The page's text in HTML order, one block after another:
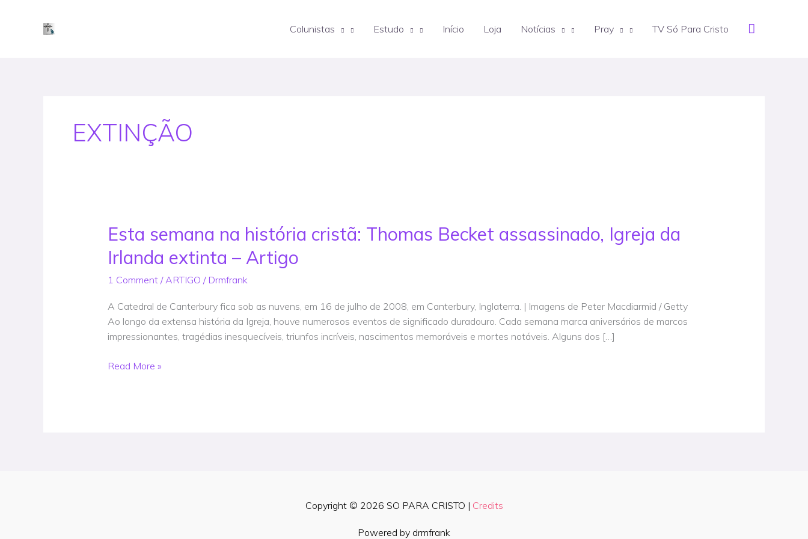
Colunistas Estudo Início Loja Notícias Pray TV Só Para Cristo Search
EXTINÇÃO
Esta semana na história cristã: Thomas Becket assassinado, Igreja da
Irlanda extinta – Artigo
1 Comment /ARTIGO / Drmfrank
A Catedral de Canterbury fica sob as nuvens, em 16 de julho de 2008, em Canterbury, Inglaterra. | Imagens de Peter Macdiarmid / Getty
Ao longo da extensa história da Igreja, houve numerosos eventos de significado duradouro. Cada semana marca aniversários de marcos
impressionantes, tragédias inesquecíveis, triunfos incríveis, nascimentos memoráveis e mortes notáveis. Alguns dos […]
Esta
semana
na
história
Thomas
Becket
assassinado,
da
Read More »
Copyright © 2026 SO PARA CRISTO | Credits
Powered by drmfrank